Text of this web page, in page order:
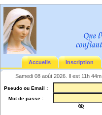
Accueils Inscription
Samedi 08 août 2026. Il est 11h 44m
Pseudo ou Email :
Mot de passe :